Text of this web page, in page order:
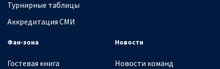
Турнирные таблицы
Аккредитация СМИ
Фан-зона
Гостевая книга
Новости
Новости команд